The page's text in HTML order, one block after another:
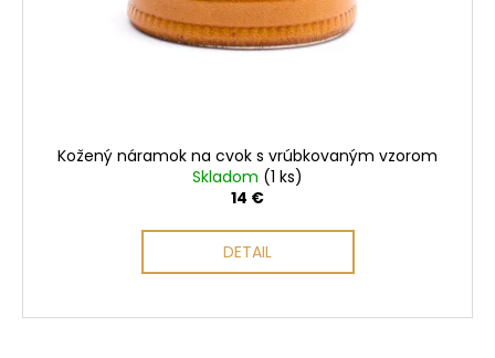
Kožený náramok na cvok s vrúbkovaným vzorom
Skladom (1 ks)
14 €
DETAIL